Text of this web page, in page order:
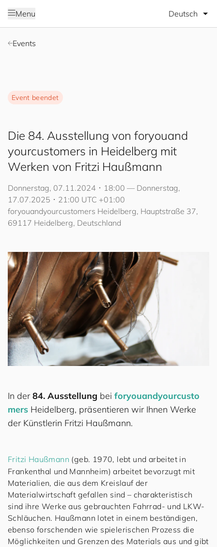
Menu Sprache
Events
Event beendet
Die 84. Ausstellung von foryouand
yourcustomers in Heidelberg mit
Werken von Fritzi Haußmann
Donnerstag, 07.11.2024 ･ 18:00 — Donnerstag,
17.07.2025 ･ 21:00 UTC +01:00
foryouandyourcustomers Heidelberg, Hauptstraße 37,
69117 Heidelberg, Deutschland
In der84. Ausstellung bei foryouandyourcusto
mers Heidelberg, präsentieren wir Ihnen Werke
der Künstlerin Fritzi Haußmann.
Fritzi Haußmann (geb. 1970, lebt und arbeitet in
Frankenthal und Mannheim) arbeitet bevorzugt mit
Materialien, die aus dem Kreislauf der
Materialwirtschaft gefallen sind – charakteristisch
sind ihre Werke aus gebrauchten Fahrrad- und LKW-
Schläuchen. Haußmann lotet in einem beständigen,
ebenso forschenden wie spielerischen Prozess die
Möglichkeiten und Grenzen des Materials aus und gibt